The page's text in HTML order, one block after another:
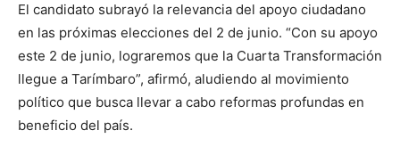
El candidato subrayó la relevancia del apoyo ciudadano
en las próximas elecciones del 2 de junio. “Con su apoyo
este 2 de junio, lograremos que la Cuarta Transformación
llegue a Tarímbaro”, afirmó, aludiendo al movimiento
político que busca llevar a cabo reformas profundas en
beneficio del país.